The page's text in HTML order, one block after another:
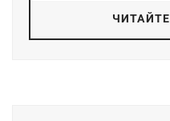
ЧИТАЙТЕ